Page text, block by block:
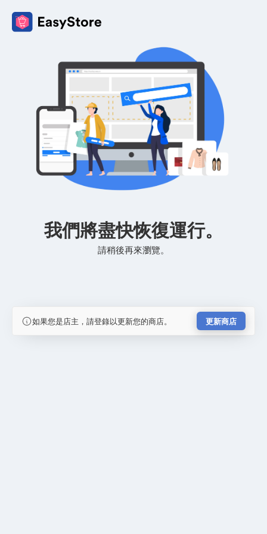
我們將盡快恢復運行。
請稍後再來瀏覽。
如果您是店主，請登錄以更新您的商店。 更新商店